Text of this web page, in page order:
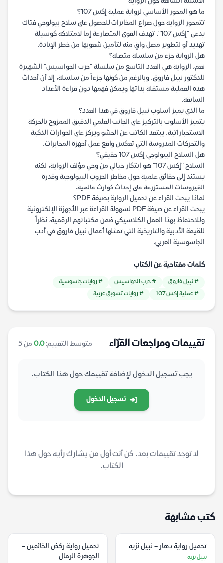
ما هو المحور الأساسي لرواية عملية إكس 107؟
تتمحور الرواية حول صراع المخابرات للحصول على سلاح بيولوجي فتاك
يدعى "إكس 107". تهدف القوى المتصارعة إما لامتلاكه كوسيلة
تهديد أو لتطوير مصل واقٍ منه لتأمين شعوبها من خطر الإبادة.
هل الرواية جزء من سلسلة متصلة؟
نعم، الرواية هي العدد التاسع من سلسلة "حرب الجواسيس" الشهيرة
للدكتور نبيل فاروق. وبالرغم من كونها جزءاً من سلسلة، إلا أن أحداث
هذه العملية مستقلة بذاتها ويمكن فهمها دون قراءة الأعداد
السابقة.
ما الذي يميز أسلوب نبيل فاروق في هذا العدد؟
يتميز الأسلوب بالتركيز على الجانب العلمي الدقيق الممزوج بالحركة
الاستخباراتية. يبتعد الكاتب عن الحشو ويركز على الحوارات الذكية
والتحركات المدروسة التي تعكس واقع عمل أجهزة المخابرات.
هل السلاح البيولوجي إكس 107 حقيقي؟
السلاح "إكس 107" هو ابتكار خيالي من وحي مؤلف الرواية، لكنه
يستند إلى حقائق علمية حول مخاطر الحروب البيولوجية وقدرة
الفيروسات المستزرعة على إحداث كوارث عالمية.
لماذا يبحث القراء عن تحميل الرواية بصيغة PDF؟
يبحث القراء عن صيغة PDF لسهولة القراءة عبر الأجهزة الإلكترونية
وللاحتفاظ بهذا العمل الكلاسيكي ضمن مكتباتهم الرقمية، نظراً
للقيمة الأدبية والتاريخية التي تمثلها أعمال نبيل فاروق في أدب
الجاسوسية العربي.
كلمات مفتاحية عن الكتاب
# نبيل فاروق # حرب الجواسيس
# روايات جاسوسية
# عملية إكس 107
# روايات تشويق عربية
تقييمات ومراجعات القرّاء متوسط التقييم:0.0 من 5
يجب تسجيل الدخول لإضافة تقييمك حول هذا الكتاب.
تسجيل الدخول
لا توجد تقييمات بعد. كن أنت أول من يشارك رأيه حول هذا
الكتاب.
كتب مشابهة
تحميل رواية دهار – نبيل نزيه
نبيل نزيه
تحميل رواية ركض الخائفين –
الجوهرة الرمال